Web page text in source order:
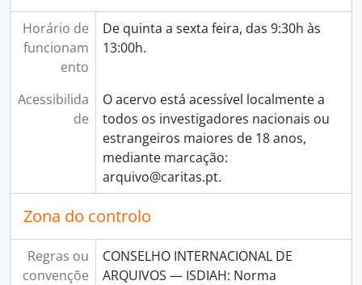
Horário de
funcionam
ento
De quinta a sexta feira, das 9:30h às
13:00h.
Acessibilida
de
O acervo está acessível localmente a
todos os investigadores nacionais ou
estrangeiros maiores de 18 anos,
mediante marcação:
arquivo@caritas.pt.
Zona do controlo
Regras ou
convençõe
CONSELHO INTERNACIONAL DE
ARQUIVOS — ISDIAH: Norma